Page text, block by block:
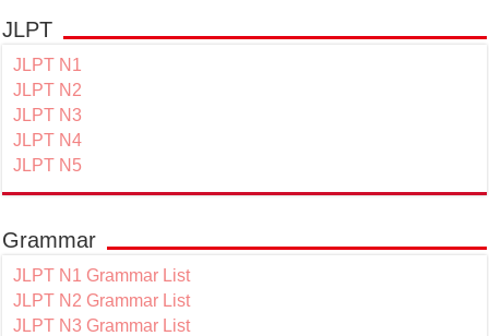
JLPT
JLPT N1
JLPT N2
JLPT N3
JLPT N4
JLPT N5
Grammar
JLPT N1 Grammar List
JLPT N2 Grammar List
JLPT N3 Grammar List